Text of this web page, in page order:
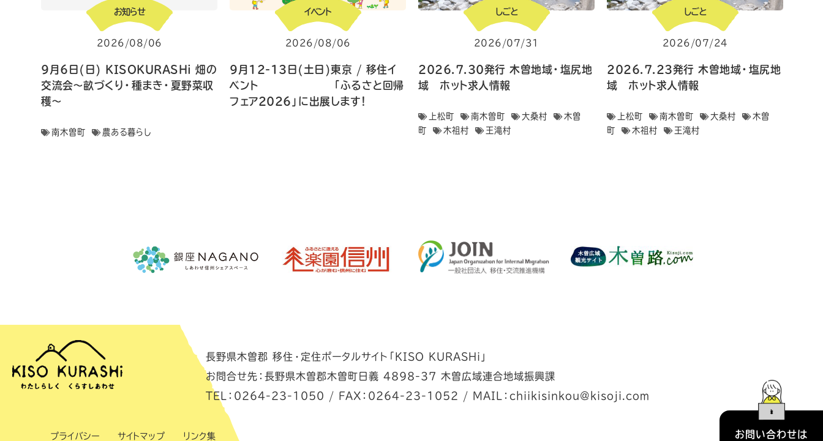
お知らせ
2026/08/06
9月6日(日) KISOKURASHi 畑の
交流会〜畝づくり・種まき・夏野菜収
穫〜
南木曽町 農ある暮らし
イベント
2026/08/06
9月12-13日(土日)東京 / 移住イ
ベント 「ふるさと回帰
フェア2026」に出展します！
しごと
2026/07/31
2026.7.30発行 木曽地域・塩尻地
域 ホット求人情報
上松町 南木曽町 大桑村
木曽
町
木祖村 王滝村
しごと
2026/07/24
2026.7.23発行 木曽地域・塩尻地
域 ホット求人情報
上松町 南木曽町 大桑村
木曽
町
木祖村 王滝村
お問い合わせは
長野県木曽郡 移住・定住ポータルサイト「KISO KURASHi」
お問合せ先：長野県木曽郡木曽町日義 4898-37 木曽広域連合地域振興課
TEL：0264-23-1050
/ FAX：0264-23-1052 / MAIL：chiikisinkou@kisoji.com
プライバシー サイトマップ リンク集